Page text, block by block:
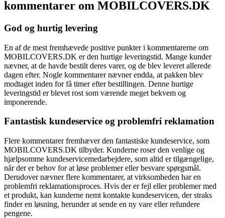
kommentarer om MOBILCOVERS.DK
God og hurtig levering
En af de mest fremhævede positive punkter i kommentarerne om
MOBILCOVERS.DK er den hurtige leveringstid. Mange kunder
nævner, at de havde bestilt deres varer, og de blev leveret allerede
dagen efter. Nogle kommentarer nævner endda, at pakken blev
modtaget inden for få timer efter bestillingen. Denne hurtige
leveringstid er blevet rost som værende meget bekvem og
imponerende.
Fantastisk kundeservice og problemfri reklamation
Flere kommentarer fremhæver den fantastiske kundeservice, som
MOBILCOVERS.DK tilbyder. Kunderne roser den venlige og
hjælpsomme kundeservicemedarbejdere, som altid er tilgængelige,
når der er behov for at løse problemer eller besvare spørgsmål.
Derudover nævner flere kommentarer, at virksomheden har en
problemfri reklamationsproces. Hvis der er fejl eller problemer med
et produkt, kan kunderne nemt kontakte kundeservicen, der straks
finder en løsning, herunder at sende en ny vare eller refundere
pengene.